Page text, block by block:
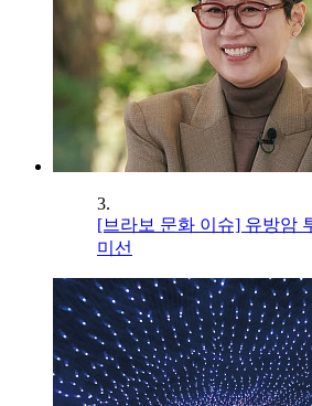
3.
[브라보 문화 이슈] 유방암
미선